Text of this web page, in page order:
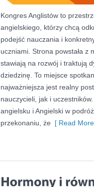
Kongres Anglistów to
angielskiego, którzy chcą
podejść nauczania i
uczniami. Strona powstała z
stawiają na rozwój i traktują
dziedzinę. To miejsce
najważniejsza jest realny
nauczycieli, jak i
angielsku i Angielski w
przekonaniu, że [ Read